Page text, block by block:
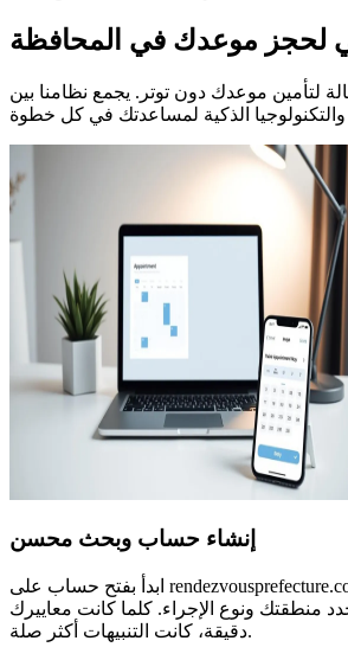
لحجز موعدك في المحافظة
لتأمين موعدك دون توتر. يجمع نظامنا بين
إنشاء حساب وبحث محسن
ابدأ بفتح حساب على rendezvousprefecture.com - يستغرق ذلك
منطقتك ونوع الإجراء. كلما كانت معاييرك
دقيقة، كانت التنبيهات أكثر صلة.